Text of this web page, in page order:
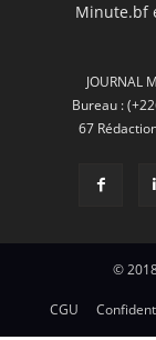
Minute.bf
JOURNAL
Bureau :
67
©
CGU